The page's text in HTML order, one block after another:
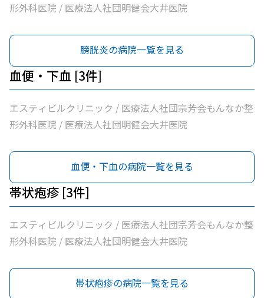
形外科医院 / 医療法人社団明健会大井医院
膀胱炎の病院一覧を見る
血便・下血 [3件]
エスティビルクリニック / 医療法人社団宗芳会もんなか整
形外科医院 / 医療法人社団明健会大井医院
血便・下血の病院一覧を見る
帯状疱疹 [3件]
エスティビルクリニック / 医療法人社団宗芳会もんなか整
形外科医院 / 医療法人社団明健会大井医院
帯状疱疹の病院一覧を見る